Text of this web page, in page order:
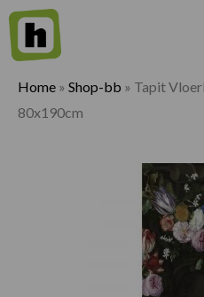
Home » Shop-bb » Tapit
80x190cm